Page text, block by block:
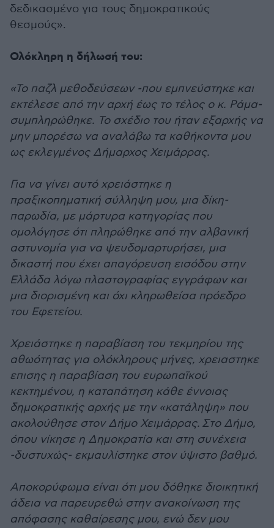
δεδικασμένο για τους δημοκρατικούς
θεσμούς».
Ολόκληρη η δήλωσή του:
«Το παζλ μεθοδεύσεων -που εμπνεύστηκε και
εκτέλεσε από την αρχή έως το τέλος ο κ. Ράμα-
συμπληρώθηκε. Το σχέδιο του ήταν εξαρχής να
μην μπορέσω να αναλάβω τα καθήκοντα μου
ως εκλεγμένος Δήμαρχος Χειμάρρας.
Για να γίνει αυτό χρειάστηκε η
πραξικοπηματική σύλληψη μου, μια δίκη-
παρωδία, με μάρτυρα κατηγορίας που
ομολόγησε ότι πληρώθηκε από την αλβανική
αστυνομία για να ψευδομαρτυρήσει, μια
δικαστή που έχει απαγόρευση εισόδου στην
Ελλάδα λόγω πλαστογραφίας εγγράφων και
μια διορισμένη και όχι κληρωθείσα πρόεδρο
του Εφετείου.
Χρειάστηκε η παραβίαση του τεκμηρίου της
αθωότητας για ολόκληρους μήνες, χρειαστηκε
επισης η παραβίαση του ευρωπαϊκού
κεκτημένου, η καταπάτηση κάθε έννοιας
δημοκρατικής αρχής με την «κατάληψη» που
ακολούθησε στον Δήμο Χειμάρρας. Στο Δήμο,
όπου νίκησε η Δημοκρατία και στη συνέχεια
-δυστυχώς- εκμαυλίστηκε στον ύψιστο βαθμό.
Αποκορύφωμα είναι ότι μου δόθηκε διοικητική
άδεια να παρευρεθώ στην ανακοίνωση της
απόφασης καθαίρεσης μου, ενώ δεν μου